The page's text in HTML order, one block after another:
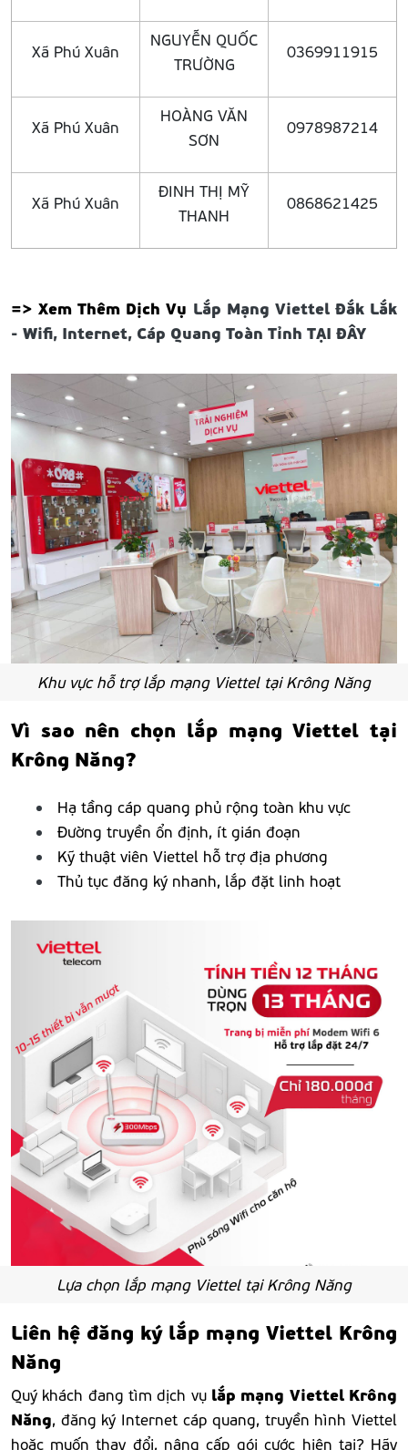
Xã Phú Xuân
NGUYỄN QUỐC
TRƯỜNG
0369911915
Xã Phú Xuân
HOÀNG VĂN
SƠN
0978987214
Xã Phú Xuân
ĐINH THỊ MỸ
THANH
0868621425
=> Xem Thêm Dịch Vụ Lắp Mạng Viettel Đắk Lắk
- Wifi, Internet, Cáp Quang Toàn Tỉnh TẠI ĐÂY
Khu vực hỗ trợ lắp mạng Viettel tại Krông Năng
Vì sao nên chọn lắp mạng Viettel tại
Krông Năng?
Hạ tầng cáp quang phủ rộng toàn khu vực
Đường truyền ổn định, ít gián đoạn
Kỹ thuật viên Viettel hỗ trợ địa phương
Thủ tục đăng ký nhanh, lắp đặt linh hoạt
Lựa chọn lắp mạng Viettel tại Krông Năng
Liên hệ đăng ký lắp mạng Viettel Krông
Năng
Quý khách đang tìm dịch vụ lắp mạng Viettel Krông
Năng, đăng ký Internet cáp quang, truyền hình Viettel
hoặc muốn thay đổi, nâng cấp gói cước hiện tại? Hãy